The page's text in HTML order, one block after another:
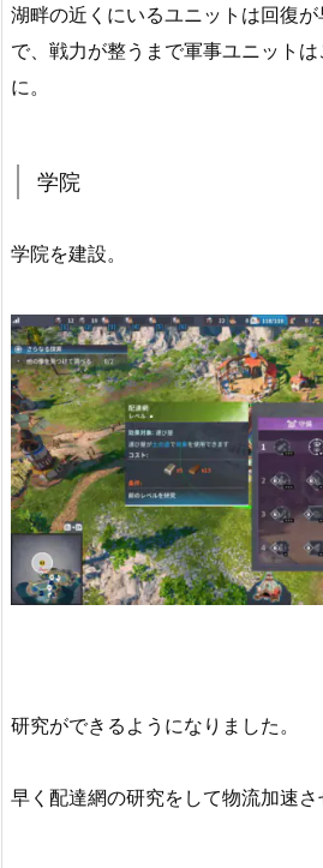
湖畔の近くにいるユニットは回復
で、戦力が整うまで軍事ユニット
に。
学院
学院を建設。
研究ができるようになりました。
早く配達網の研究をして物流加速さ